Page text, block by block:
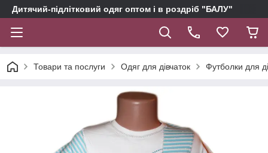
Дитячий-підлітковий одяг оптом і в роздріб "БАЛУ"
Товари та послуги Одяг для дівчаток Футболки для